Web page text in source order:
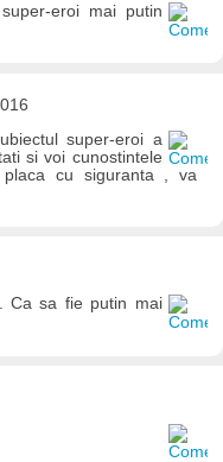
eroi mai putin
super-eroi a
si voi cunostintele
cu siguranta , va
Ca sa fie putin mai